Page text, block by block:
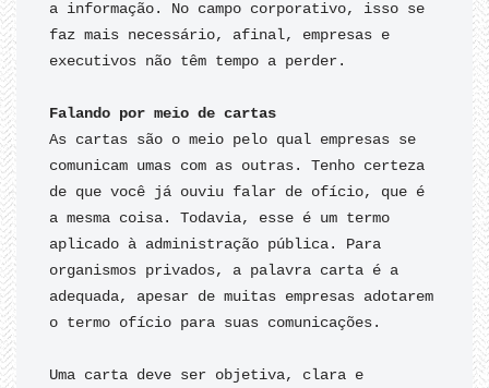
a informação. No campo corporativo, isso se
faz mais necessário, afinal, empresas e
executivos não têm tempo a perder.
As cartas são o meio pelo qual empresas se
comunicam umas com as outras. Tenho certeza
de que você já ouviu falar de ofício, que é
a mesma coisa. Todavia, esse é um termo
aplicado à administração pública. Para
organismos privados, a palavra carta é a
adequada, apesar de muitas empresas adotarem
o termo ofício para suas comunicações.
Uma carta deve ser objetiva, clara e